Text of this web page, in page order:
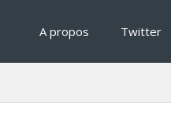
A propos Twitter